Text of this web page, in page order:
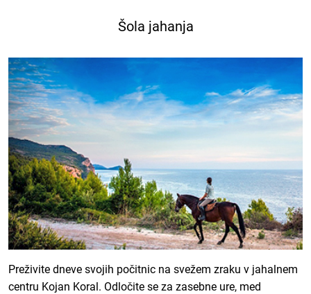
Šola jahanja
Preživite dneve svojih počitnic na svežem zraku v jahalnem
centru Kojan Koral. Odločite se za zasebne ure, med